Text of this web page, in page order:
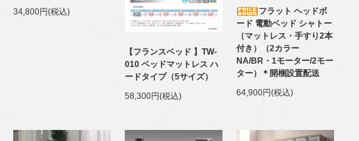
34,800円(税込)
【フランスベッド 】TW-
010 ベッドマットレス ハ
ードタイプ（5サイズ）
58,300円(税込)
フラット ヘッドボ
ード 電動ベッド シャトー
（マットレス・手すり2本
付き）（2カラー
NA/BR・1モーター/2モー
ター）＊開梱設置配送
64,900円(税込)